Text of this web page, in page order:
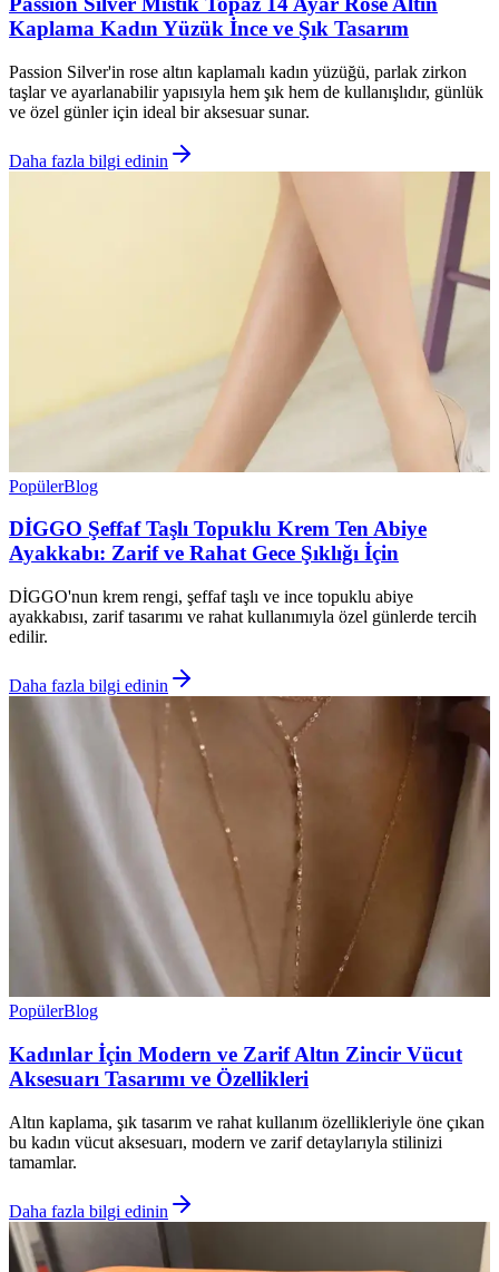
Kaplama Kadın Yüzük İnce ve Şık Tasarım
Passion Silver'in rose altın kaplamalı kadın yüzüğü, parlak zirkon
taşlar ve ayarlanabilir yapısıyla hem şık hem de kullanışlıdır, günlük
ve özel günler için ideal bir aksesuar sunar.
Daha fazla bilgi edinin
PopülerBlog
DİGGO Şeffaf Taşlı Topuklu Krem Ten Abiye
Ayakkabı: Zarif ve Rahat Gece Şıklığı İçin
DİGGO'nun krem rengi, şeffaf taşlı ve ince topuklu abiye
ayakkabısı, zarif tasarımı ve rahat kullanımıyla özel günlerde tercih
edilir.
Daha fazla bilgi edinin
PopülerBlog
Kadınlar İçin Modern ve Zarif Altın Zincir Vücut
Aksesuarı Tasarımı ve Özellikleri
Altın kaplama, şık tasarım ve rahat kullanım özellikleriyle öne çıkan
bu kadın vücut aksesuarı, modern ve zarif detaylarıyla stilinizi
tamamlar.
Daha fazla bilgi edinin